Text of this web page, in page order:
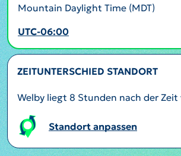
Mountain Daylight Time (MDT)
UTC-06:00
ZEITUNTERSCHIED STANDORT
Welby liegt 8 Stunden nach der Zeit
Standort anpassen